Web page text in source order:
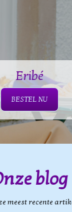
Eribé
BESTEL NU
blog
meest recente